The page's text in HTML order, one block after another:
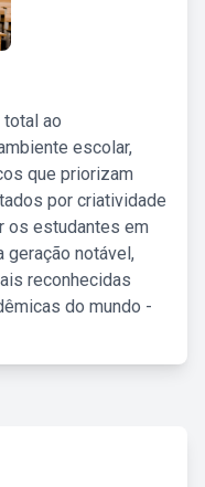
total ao
escolar,
que priorizam
por criatividade
os estudantes em
geração notável,
reconhecidas
do mundo -